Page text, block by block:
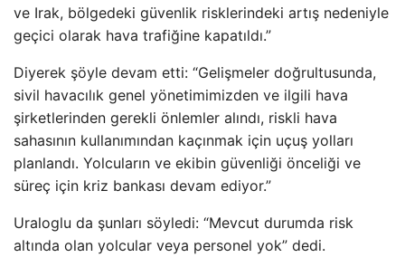
ve Irak, bölgedeki güvenlik risklerindeki artış nedeniyle
geçici olarak hava trafiğine kapatıldı.”
Diyerek şöyle devam etti: “Gelişmeler doğrultusunda,
sivil havacılık genel yönetimimizden ve ilgili hava
şirketlerinden gerekli önlemler alındı, riskli hava
sahasının kullanımından kaçınmak için uçuş yolları
planlandı. Yolcuların ve ekibin güvenliği önceliği ve
süreç için kriz bankası devam ediyor.”
Uraloglu da şunları söyledi: “Mevcut durumda risk
altında olan yolcular veya personel yok” dedi.